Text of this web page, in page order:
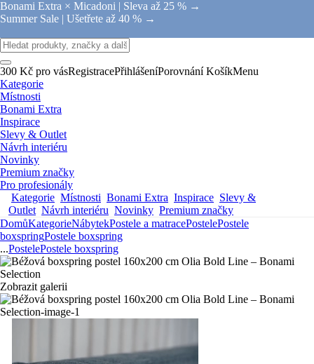
Bonami Extra × Micadoni | Sleva až 25 % →
Summer Sale | Ušetřete až 40 % →
300 Kč pro vásRegistracePřihlášeníPorovnání KošíkMenu
Kategorie
Místnosti
Bonami Extra
Inspirace
Slevy & Outlet
Návrh interiéru
Novinky
Premium značky
Pro profesionály
Kategorie Místnosti Bonami Extra Inspirace Slevy &
Outlet Návrh interiéru Novinky Premium značky
DomůKategorieNábytekPostele a matracePostelePostele
boxspringPostele boxspring
...PostelePostele boxspring
Zobrazit galerii